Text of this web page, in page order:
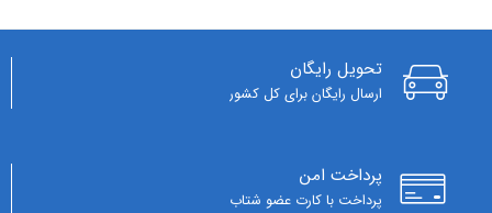
تحویل رایگان
ارسال رایگان برای کل کشور
پرداخت امن
پرداخت با کارت عضو شتاب